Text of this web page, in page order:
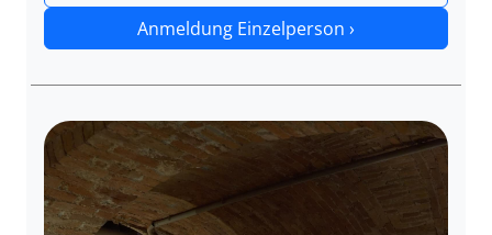
Anmeldung Einzelperson ›